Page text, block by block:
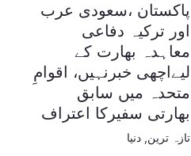
پاکستان ،سعودی عرب
اور ترکیہ دفاعی
معاہدہ بھارت کے
لیےاچھی خبرنہیں، اقوامِ
متحدہ میں سابق
بھارتی سفیرکا اعتراف
تازہ ترین دنیا